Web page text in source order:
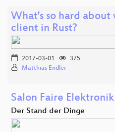
What's so hard
client in Rust?
2017-03-01
375
Matthias Endler
Salon Faire Elektronik
Der Stand der Dinge